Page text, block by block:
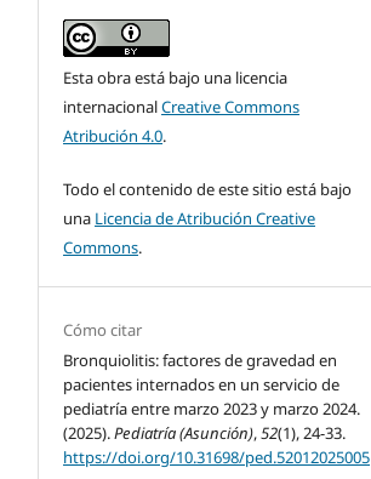
Esta obra está bajo una licencia
internacionalCreative Commons
Atribución 4.0.
Todo el contenido de este sitio está bajo
una Licencia de Atribución Creative
Commons.
Cómo citar
Bronquiolitis: factores de gravedad en
pacientes internados en un servicio de
pediatría entre marzo 2023 y marzo 2024.
(2025).Pediatría (Asunción),52(1), 24-33.
https://doi.org/10.31698/ped.52012025005